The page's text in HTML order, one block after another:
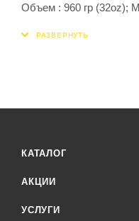
Объем : 960 гр (32oz);
КАТАЛОГ
АКЦИИ
УСЛУГИ